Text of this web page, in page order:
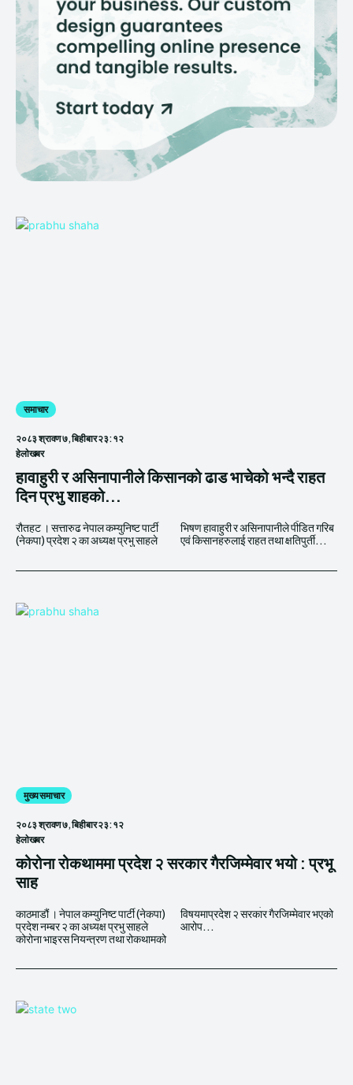
समाचार
२०८३ श्रावण ७, बिहीबार २३:१२
हेलाेखबर
हावाहुरी र असिनापानीले किसानको ढाड भाचेको भन्दै राहत
दिन प्रभु शाहको...
रौतहट । सत्तारुढ नेपाल कम्युनिष्ट पार्टी
(नेकपा) प्रदेश २ का अध्यक्ष प्रभु साहले
भिषण हावाहुरी र असिनापानीले पीडित गरिब
एवं किसानहरुलाई राहत तथा क्षतिपुर्ती...
मुख्य समाचार
२०८३ श्रावण ७, बिहीबार २३:१२
हेलाेखबर
कोरोना रोकथाममा प्रदेश २ सरकार गैरजिम्मेवार भयो : प्रभू
साह
काठमाडौं । नेपाल कम्युनिष्ट पार्टी (नेकपा)
प्रदेश नम्बर २ का अध्यक्ष प्रभु साहले
कोरोना भाइरस नियन्त्रण तथा रोकथामको
विषयमाप्रदेश २ सरकार गैरजिम्मेवार भएको
आरोप...